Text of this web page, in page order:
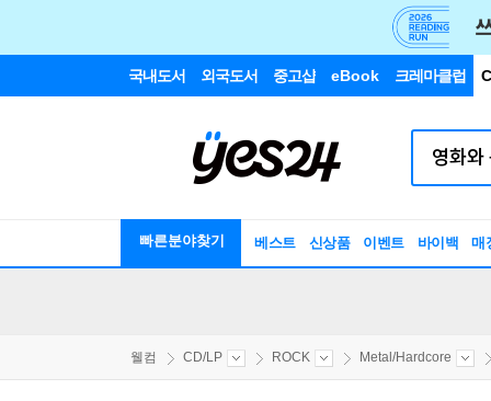
국내도서 외국도서 중고샵 eBook 크레마클럽
빠른분야찾기 베스트 신상품 이벤트 바이백 매
웰컴 CD/LP ROCK Metal/Hardcore